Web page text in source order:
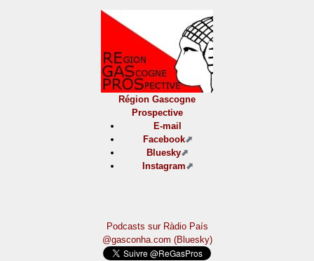
Région Gascogne
Prospective
E-mail
Facebook
Bluesky
Instagram
Podcasts sur Ràdio País
@gasconha.com (Bluesky)